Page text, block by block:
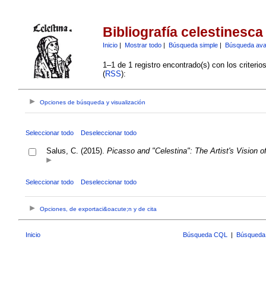
Bibliografía celestinesca
Inicio| Mostrar todo| Búsqueda simple| Búsqueda
1–1 de 1 registro encontrado(s) con los
(RSS):
Opciones de búsqueda y visualización
Seleccionar todo Deseleccionar todo
Salus, C. (2015). Picasso and "Celestina": The Artist's Vision
Seleccionar todo Deseleccionar todo
Opciones, de exportaci&oacute;n y de cita
Inicio Búsqueda CQL |